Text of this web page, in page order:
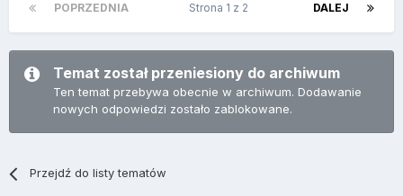
POPRZEDNIA DALEJ
Strona 1 z 2
Temat został przeniesiony do archiwum
Ten temat przebywa obecnie w archiwum. Dodawanie
nowych odpowiedzi zostało zablokowane.
Przejdź do listy tematów